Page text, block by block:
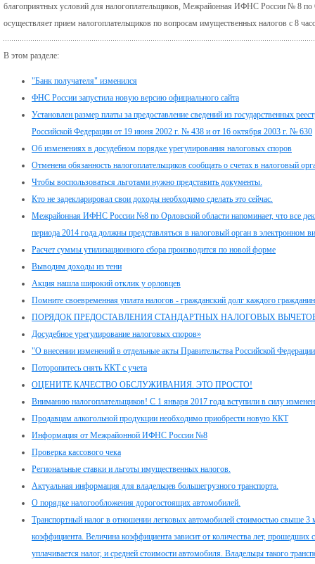
благоприятных условий для налогоплательщиков, Межрайонная ИФНС России № 8 по
осуществляет прием налогоплательщиков по вопросам имущественных налогов с 8
В этом разделе:
"Банк получателя" изменился
ФНС России запустила новую версию официального сайта
Установлен размер платы за предоставление сведений из государственных
Российской Федерации от 19 июня 2002 г. № 438 и от 16 октября 2003 г. № 630
Об изменениях в досудебном порядке урегулирования налоговых споров
Отменена обязанность налогоплательщиков сообщать о счетах в налоговый
Чтобы воспользоваться льготами нужно представить документы.
Кто не задекларировал свои доходы необходимо сделать это сейчас.
Межрайонная ИФНС России №8 по Орловской области напоминает, что все
периода 2014 года должны представляться в налоговый орган в электронном
Расчет суммы утилизационного сбора производится по новой форме
Выводим доходы из тени
Акция нашла широкий отклик у орловцев
Помните своевременная уплата налогов - гражданский долг каждого
ПОРЯДОК ПРЕДОСТАВЛЕНИЯ СТАНДАРТНЫХ НАЛОГОВЫХ
Досудебное урегулирование налоговых споров»
"О внесении изменений в отдельные акты Правительства Российской
Поторопитесь снять ККТ с учета
ОЦЕНИТЕ КАЧЕСТВО ОБСЛУЖИВАНИЯ. ЭТО ПРОСТО!
Вниманию налогоплательщиков! С 1 января 2017 года вступили в силу
Продавцам алкогольной продукции необходимо приобрести новую ККТ
Информация от Межрайонной ИФНС России №8
Проверка кассового чека
Региональные ставки и льготы имущественных налогов.
Актуальная информация для владельцев большегрузного транспорта.
О порядке налогообложения дорогостоящих автомобилей.
Транспортный налог в отношении легковых автомобилей стоимостью свыше
коэффициента. Величина коэффициента зависит от количества лет, прошедших
уплачивается налог, и средней стоимости автомобиля. Владельцы такого